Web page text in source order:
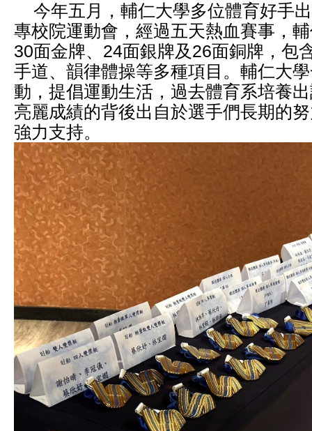
今年五月，輔仁大學多位體育好手
專校院運動會，經過五天熱血賽事，
30面金牌、24面銀牌及26面銅牌，包
手道、韻律體操等多種項目。輔仁大
動，提倡運動生活，過去體育系培養
亮麗成績的背後出自於選手們長期的
強力支持。